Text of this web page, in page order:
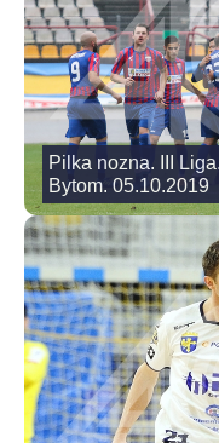
Pilka nozna. III
Bytom. 05.10.2019